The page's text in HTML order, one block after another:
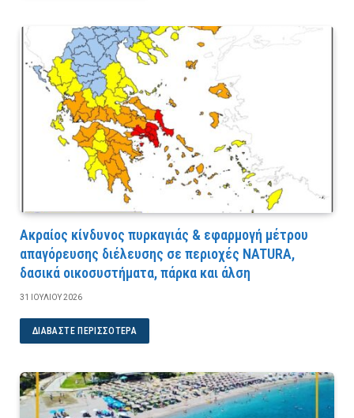
Ακραίος κίνδυνος πυρκαγιάς & εφαρμογή μέτρου
απαγόρευσης διέλευσης σε περιοχές NATURA,
δασικά οικοσυστήματα, πάρκα και άλση
31 ΙΟΥΛΊΟΥ 2026
ΔΙΑΒΆΣΤΕ ΠΕΡΙΣΣΌΤΕΡΑ